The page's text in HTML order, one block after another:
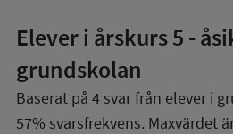
Elever i årskurs 5 -
grundskolan
Baserat på 4 svar från elever i
57% svarsfrekvens. Maxvärdet